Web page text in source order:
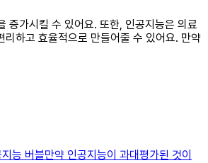
증가시킬 수 있어요. 또한, 인공지능은 의료
하고 효율적으로 만들어줄 수 있어요. 만약
능 버블만약 인공지능이 과대평가된 것이